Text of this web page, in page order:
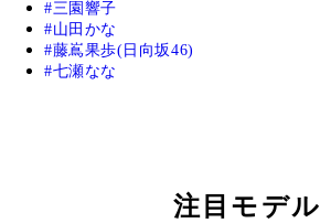
三園響子
山田かな
藤嶌果歩(日向坂46)
七瀬なな
注目モデル